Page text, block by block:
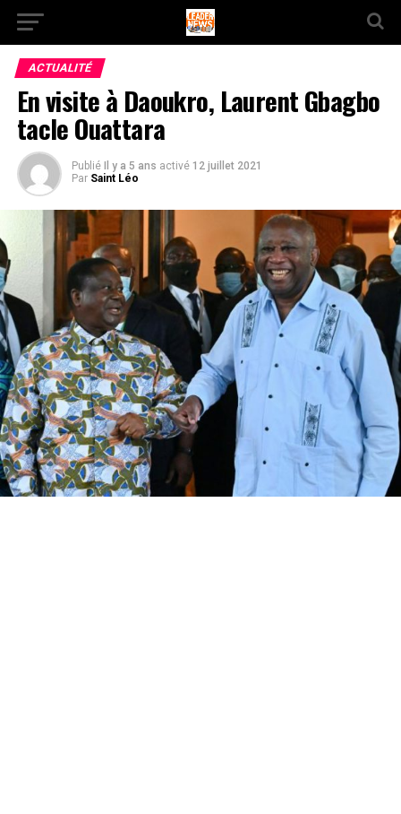
ACTUALITÉ
En visite à Daoukro, Laurent Gbagbo
tacle Ouattara
Publié Il y a 5 ans activé 12 juillet 2021
Par Saint Léo